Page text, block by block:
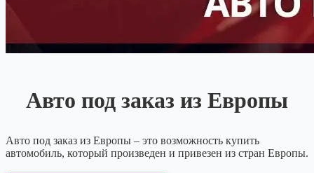
Авто под заказ из Европы
Авто под заказ из Европы – это возможность купить
автомобиль, который произведен и привезен из стран Европы.